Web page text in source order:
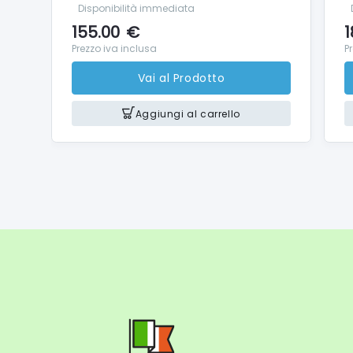
Tipo
Tipo
Disponibilità immediata
155.00 €
Prezzo iva inclusa
Vai al Prodotto
Aggiungi al carrello